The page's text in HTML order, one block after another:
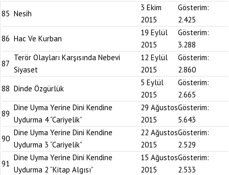
85 Nesih
3 Ekim
2015
Gösterim:
2.425
86 Hac Ve Kurban
19 Eylül
2015
Gösterim:
3.288
87
Terör Olayları Karşısında Nebevi
Siyaset
12 Eylül
2015
Gösterim:
2.860
88 Dinde Özgürlük
5 Eylül
2015
Gösterim:
2.665
89
Dine Uyma Yerine Dini Kendine
Uydurma 4 “Cariyelik”
29 Ağustos
2015
Gösterim:
5.643
90
Dine Uyma Yerine Dini Kendine
Uydurma 3 “Cariyelik”
22 Ağustos
2015
Gösterim:
2.529
91
Dine Uyma Yerine Dini Kendine
Uydurma 2 “Kitap Algısı”
15 Ağustos
2015
Gösterim:
2.533